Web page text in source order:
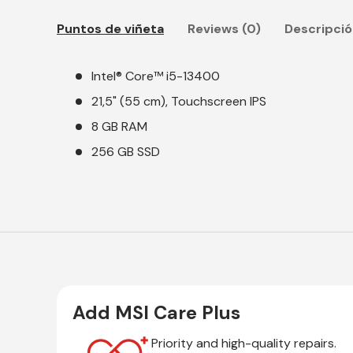
Puntos de viñeta Reviews (0)
Intel® Core™ i5-13400
21,5" (55 cm), Touchscreen IPS
8 GB RAM
256 GB SSD
Add MSI Care Plus
Priority and high-quality repairs.